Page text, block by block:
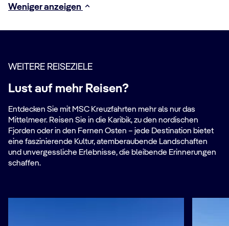
Weniger anzeigen
WEITERE REISEZIELE
Lust auf mehr Reisen?
Entdecken Sie mit MSC Kreuzfahrten mehr als nur das
Mittelmeer. Reisen Sie in die Karibik, zu den nordischen
Fjorden oder in den Fernen Osten – jede Destination bietet
eine faszinierende Kultur, atemberaubende Landschaften
und unvergessliche Erlebnisse, die bleibende Erinnerungen
schaffen.